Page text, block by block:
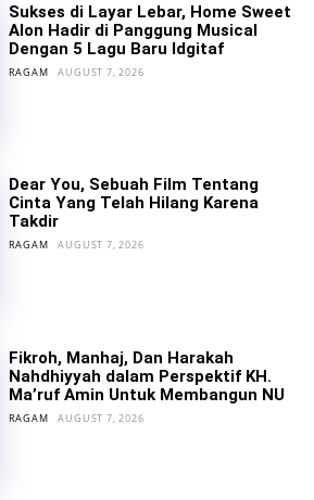
Sukses di Layar Lebar, Home Sweet
Alon Hadir di Panggung Musical
Dengan 5 Lagu Baru Idgitaf
RAGAM AUGUST 7, 2026
Dear You, Sebuah Film Tentang
Cinta Yang Telah Hilang Karena
Takdir
RAGAM AUGUST 7, 2026
Fikroh, Manhaj, Dan Harakah
Nahdhiyyah dalam Perspektif KH.
Ma’ruf Amin Untuk Membangun NU
RAGAM AUGUST 7, 2026